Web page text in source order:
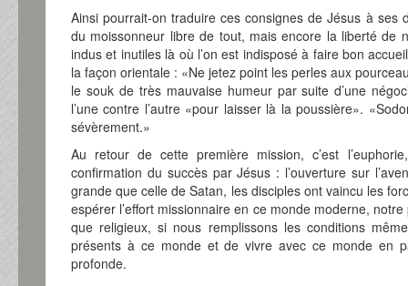
Ainsi pourrait-on traduire ces consignes de Jésus à ses
du moissonneur libre de tout, mais encore la liberté de
indus et inutiles là où l’on est indisposé à faire bon
la façon orientale : «Ne jetez point les perles aux
le souk de très mauvaise humeur par suite d’une
l’une contre l’autre «pour laisser là la poussière».
sévèrement.»
Au retour de cette première mission, c’est
confirmation du succès par Jésus : l’ouverture sur
grande que celle de Satan, les disciples ont vaincu les
espérer l’effort missionnaire en ce monde moderne,
que religieux, si nous remplissons les conditions
présents à ce monde et de vivre avec ce monde en
profonde.